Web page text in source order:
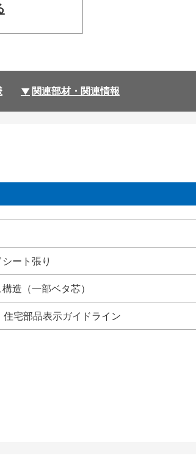
関連部材・関連情報
ート張り
造（一部ベタ芯）
部品表示ガイドライン